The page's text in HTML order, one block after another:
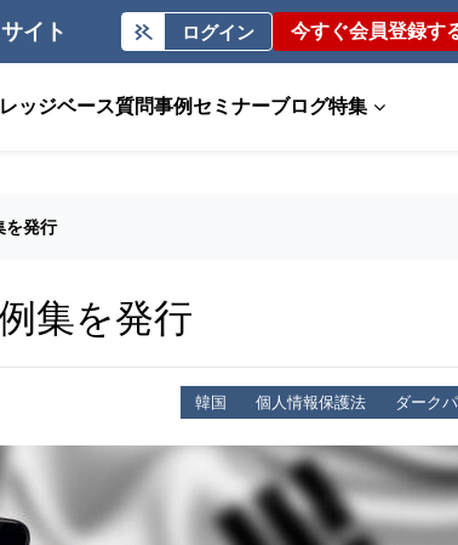
イト ログイン 今すぐ会員登録す
ッジベース質問事例 セミナーブログ特集
発行
集を発行
韓国 個人情報保護法 ダーク